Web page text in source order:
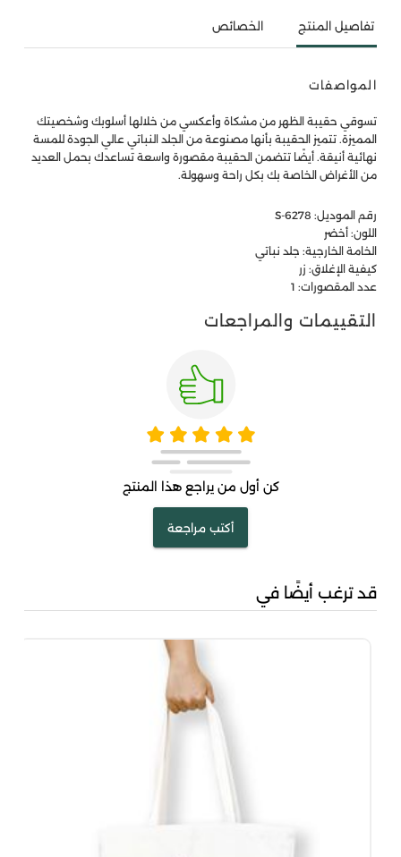
تفاصيل المنتج الخصائص
المواصفات
تسوقي حقيبة الظهر من مشكاة وأعكسي من خلالها أسلوبك وشخصيتك
المميزة. تتميز الحقيبة بأنها مصنوعة من الجلد النباتي عالي الجودة للمسة
نهائية أنيقة. أيضًا تتضمن الحقيبة مقصورة واسعة تساعدك بحمل العديد
من الأغراض الخاصة بك بكل راحة وسهولة.
رقم الموديل: S-6278
اللون: أخضر
الخامة الخارجية: جلد نباتي
كيفية الإغلاق: زر
عدد المقصورات: 1
التقييمات والمراجعات
كن أول من يراجع هذا المنتج
أكتب مراجعة
قد ترغب أيضًا في